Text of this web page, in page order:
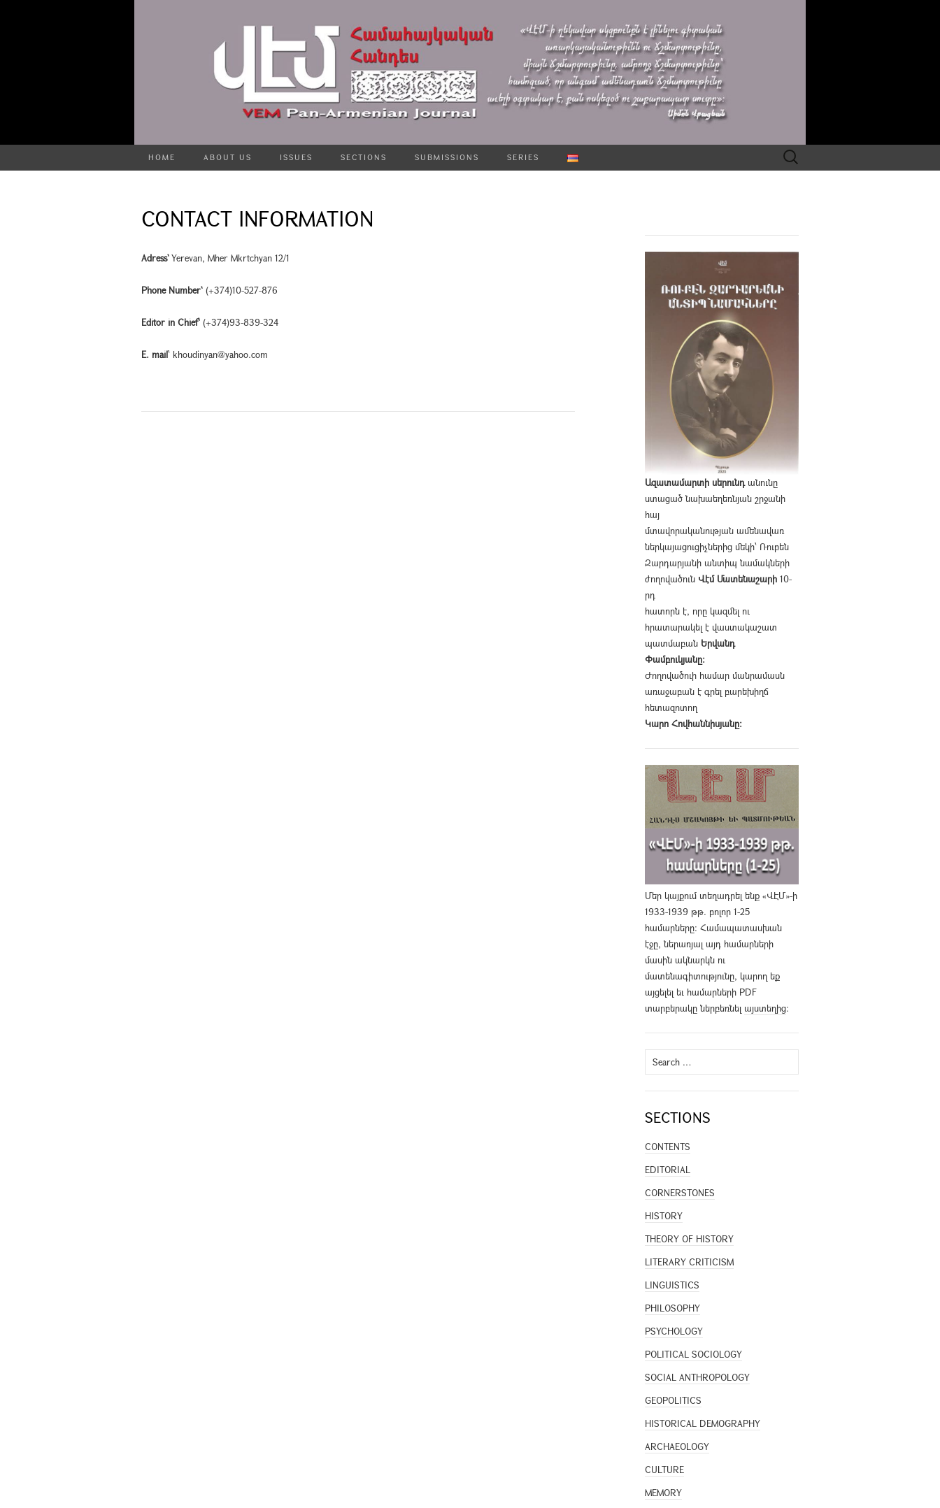
HOME ABOUT US ISSUES SECTIONS SUBMISSIONS SERIES
Search
for:
CONTACT INFORMATION
Adress`Yerevan, Mher Mkrtchyan 12/1
Phone Number` (+374)10-527-876
Editor in Chief՝ (+374)93-839-324
E. mail՝ khoudinyan@yahoo.com
Ազատամարտի սերունդանունը
ստացած նախաեղեռնյան շրջանի
հայ
մտավորականության ամենավառ
ներկայացուցիչներից մեկի՝ Ռուբեն
Զարդարյանի անտիպ նամակների
ժողովածուն Վէմ Մատենաշարի 10-
րդ
հատորն է, որը կազմել ու
հրատարակել է վաստակաշատ
պատմաբան Երվանդ
Փամբուկյանը։
Ժողովածուի համար մանրամասն
առաջաբան է գրել բարեխիղճ
հետազոտող
Կարո Հովհաննիսյանը։
Մեր կայքում տեղադրել ենք «ՎԷՄ»-ի
1933-1939 թթ. բոլոր 1-25
համարները։ Համապատասխան
էջը, ներառյալ այդ համարների
մասին ակնարկն ու
մատենագիտությունը, կարող եք
այցելել եւ համարների PDF
տարբերակը ներբեռնել այստեղից։
Search
for:
SECTIONS
CONTENTS
EDITORIAL
CORNERSTONES
HISTORY
THEORY OF HISTORY
LITERARY CRITICISM
LINGUISTICS
PHILOSOPHY
PSYCHOLOGY
POLITICAL SOCIOLOGY
SOCIAL ANTHROPOLOGY
GEOPOLITICS
HISTORICAL DEMOGRAPHY
ARCHAEOLOGY
CULTURE
MEMORY